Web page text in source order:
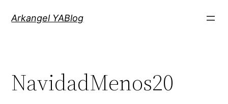
Arkangel YABlog
NavidadMenos20